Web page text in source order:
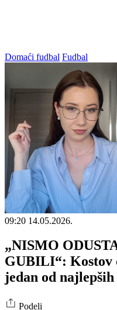
Domaći fudbal Fudbal
09:20 14.05.2026.
„NISMO
GUBILI“: Kostov
jedan od
Podeli